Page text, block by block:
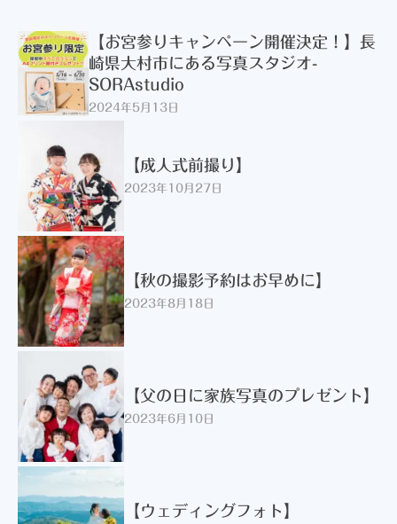
【お宮参りキャンペーン開催決定！】長
崎県大村市にある写真スタジオ-
SORAstudio
2024年5月13日
【成人式前撮り】
2023年10月27日
【秋の撮影予約はお早めに】
2023年8月18日
【父の日に家族写真のプレゼント】
2023年6月10日
【ウェディングフォト】